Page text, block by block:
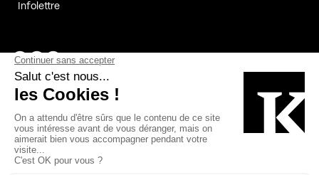
Infolettre
Page Facebook de Kollectif
Page Instagram de Kollectif
Page Linkedin de Kollectif
Bâtiment-Durable-Québec-1
Esquisses-1